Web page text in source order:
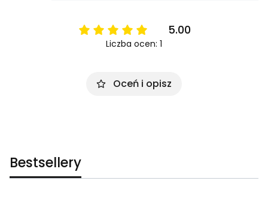
5.00
Liczba ocen: 1
Oceń i opisz
Bestsellery